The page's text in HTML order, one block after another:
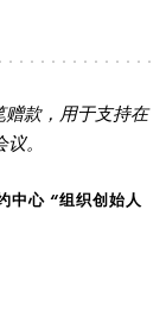
赠款，用于支持在
。
中心 “组织创始人